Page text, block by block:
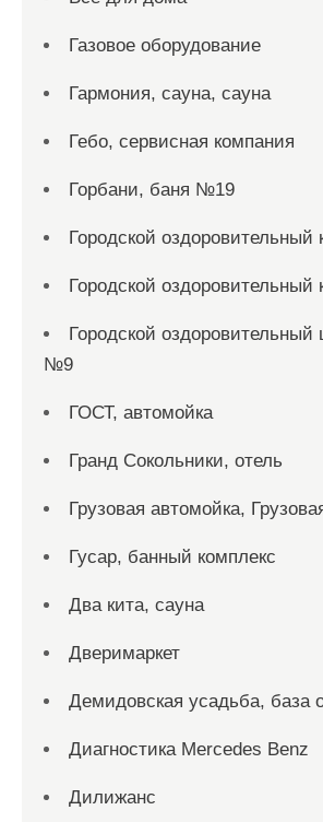
Газовое оборудование
Гармония, сауна, сауна
Гебо, сервисная компания
Горбани, баня №19
Городской оздоровительный
Городской оздоровительный
Городской оздоровительный
№9
ГОСТ, автомойка
Гранд Сокольники, отель
Грузовая автомойка,
Гусар, банный комплекс
Два кита, сауна
Дверимаркет
Демидовская усадьба, база
Диагностика Mercedes Benz
Дилижанс